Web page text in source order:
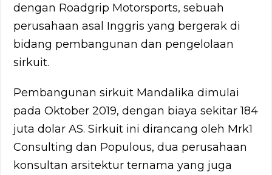
dengan Roadgrip Motorsports, sebuah
perusahaan asal Inggris yang bergerak di
bidang pembangunan dan pengelolaan
sirkuit.
Pembangunan sirkuit Mandalika dimulai
pada Oktober 2019, dengan biaya sekitar 184
juta dolar AS. Sirkuit ini dirancang oleh Mrk1
Consulting dan Populous, dua perusahaan
konsultan arsitektur ternama yang juga